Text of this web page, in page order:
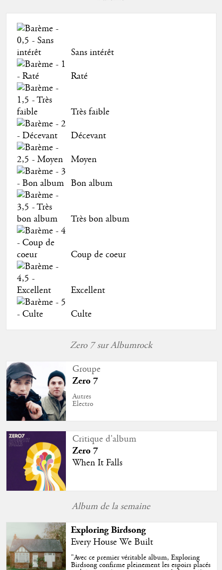
Sans intérêt
Raté
Très faible
Décevant
Moyen
Bon album
Très bon album
Coup de coeur
Excellent
Culte
Zero 7 sur Albumrock
Groupe
Zero 7
Autres
Electro
Critique d'album
Zero 7
When It Falls
Album de la semaine
Exploring Birdsong
Every House We Built
"Avec ce premier véritable album, Exploring
Birdsong confirme pleinement les espoirs placés